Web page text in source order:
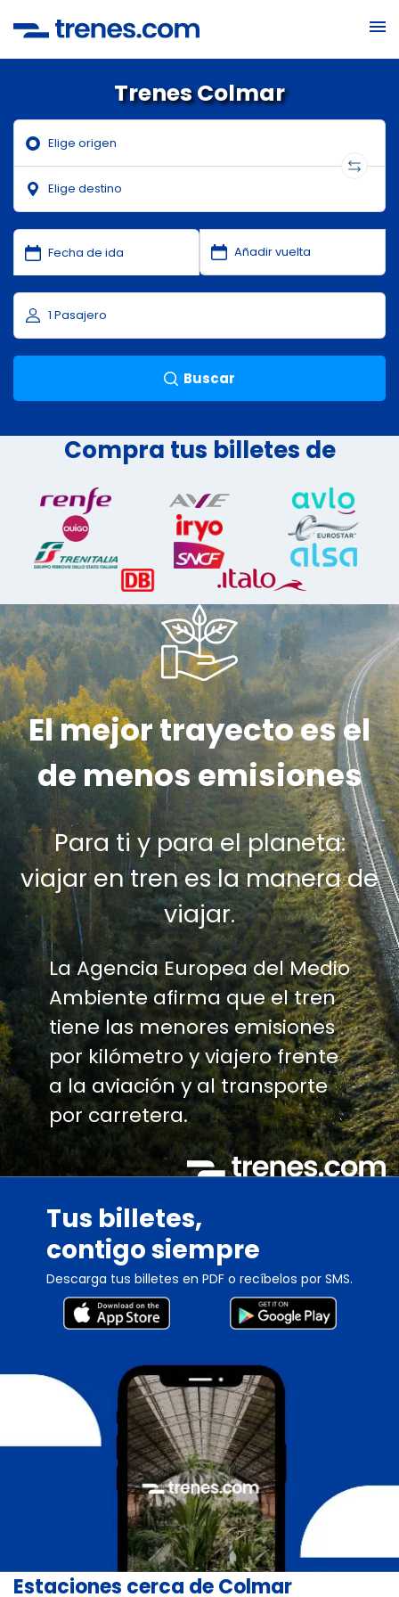
Trenes Colmar
Buscar
Compra tus billetes de
El mejor trayecto es el
de menos emisiones
Para ti y para el planeta:
viajar en tren es la manera de
viajar.
La Agencia Europea del Medio
Ambiente afirma que el tren
tiene las menores emisiones
por kilómetro y viajero frente
a la aviación y al transporte
por carretera.
Tus billetes,
contigo siempre
Descarga tus billetes en PDF o recíbelos por SMS.
Estaciones cerca de Colmar